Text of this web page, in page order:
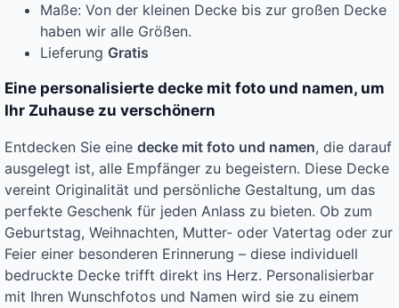
Maße: Von der kleinen Decke bis zur großen Decke
haben wir alle Größen.
Lieferung Gratis
Eine personalisierte decke mit foto und namen, um
Ihr Zuhause zu verschönern
Entdecken Sie eine decke mit foto und namen, die darauf
ausgelegt ist, alle Empfänger zu begeistern. Diese Decke
vereint Originalität und persönliche Gestaltung, um das
perfekte Geschenk für jeden Anlass zu bieten. Ob zum
Geburtstag, Weihnachten, Mutter- oder Vatertag oder zur
Feier einer besonderen Erinnerung – diese individuell
bedruckte Decke trifft direkt ins Herz. Personalisierbar
mit Ihren Wunschfotos und Namen wird sie zu einem